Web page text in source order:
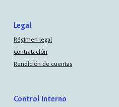
Legal
Régimen legal
Contratación
Rendición de cuentas
Control Interno